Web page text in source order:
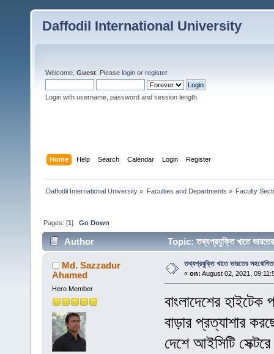
Daffodil International University
Welcome, Guest . Please login or register.
Login with username, password and session length
Home Help Search Calendar Login Register
Daffodil International University » Faculties and Departments » Faculty
Pages: [1]Go Down
Author Topic: তথ্যপ্রযুক্তি খাতে
Md. Sazzadur
Ahamed
Hero Member
তথ্যপ্রযুক্তি খাতে ভারতের
« on: August 02, 2021,
বাংলাদেশের
বাড়ার প্রত্যাশার
দেশে আইসিটি